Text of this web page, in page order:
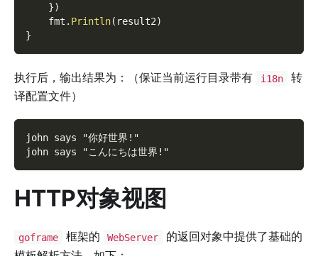
})
    fmt
. Println( result2)
}
执行后，输出结果为：（保证当前运行目录带有 i18n
转
译配置文件）
john says "你好世界!"
john says "こんにちは世界!"
HTTP对象视图
goframe 框架的 WebServer
的返回对象中提供了基础的